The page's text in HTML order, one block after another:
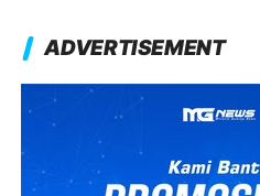
ADVERTISEMENT